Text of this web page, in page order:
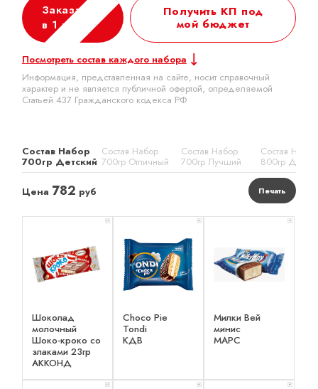
Заказать
в 1 клик
Получить КП под
мой бюджет
Посмотреть состав каждого набора
Информация, представленная на сайте, носит справочный
характер и не является публичной офертой, определяемой
Статьей 437 Гражданского кодекса РФ
Состав Набор
700гр Детский
Состав Набор
700гр Отличный
Состав Набор
700гр Лучший
Состав Набор
800гр
Цена 782 руб Печать
x 1
Шоколад
молочный
Шоко-кроко со
злаками 23гр
АККОНД
x 1
Choco Pie
Tondi
КДВ
x 1
Милки Вей
минис
МАРС
x 1 x 1 x 1